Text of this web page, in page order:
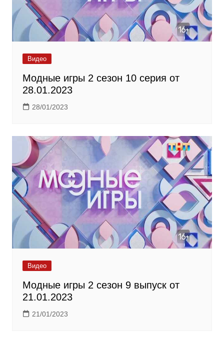
Видео
Модные игры 2 сезон 10 серия от
28.01.2023
28/01/2023
Видео
Модные игры 2 сезон 9 выпуск от
21.01.2023
21/01/2023